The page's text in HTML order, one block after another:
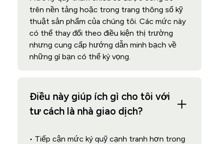
trên nền tảng hoặc trong trang thông số kỹ
thuật sản phẩm của chúng tôi. Các mức này
có thể thay đổi theo điều kiện thị trường
nhưng cung cấp hướng dẫn minh bạch về
những gì bạn có thể kỳ vọng.
Điều này giúp ích gì cho tôi với
tư cách là nhà giao dịch?
• Tiếp cận mức ký quỹ cạnh tranh hơn trong